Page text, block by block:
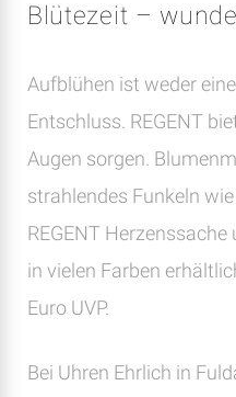
Blütezeit –
Aufblühen ist weder
Entschluss. REGENT
Augen sorgen.
strahlendes Funkeln
REGENT
in vielen Farben
Euro UVP.
Bei Uhren Ehrlich in